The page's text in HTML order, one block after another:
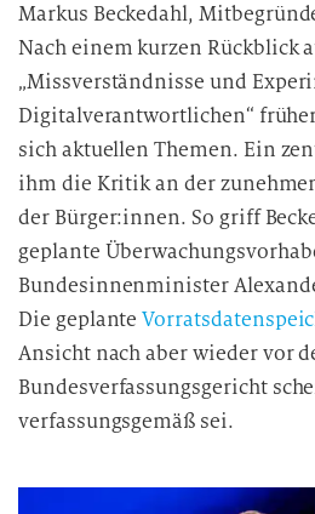
g
i
n
d
i
D
a
t
e
n
v
e
r
Markus Beckedahl,
Nach einem kurzen Rückblick
„Missverständnisse und
Digitalverantwortlichen“
sich aktuellen Themen. Ein
ihm die Kritik an der
der Bürger:innen. So griff
geplante
Bundesinnenminister
Die geplante
Ansicht nach aber wieder vor
Bundesverfassungsgericht
verfassungsgemäß sei.